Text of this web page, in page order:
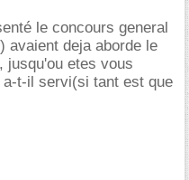
le concours general
avaient deja aborde le
jusqu'ou etes vous
t-il servi(si tant est que